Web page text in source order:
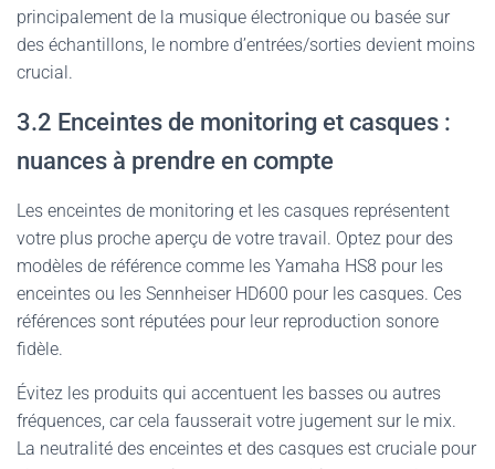
principalement de la musique électronique ou basée sur
des échantillons, le nombre d’entrées/sorties devient moins
crucial.
3.2 Enceintes de monitoring et casques :
nuances à prendre en compte
Les enceintes de monitoring et les casques représentent
votre plus proche aperçu de votre travail. Optez pour des
modèles de référence comme les Yamaha HS8 pour les
enceintes ou les Sennheiser HD600 pour les casques. Ces
références sont réputées pour leur reproduction sonore
fidèle.
Évitez les produits qui accentuent les basses ou autres
fréquences, car cela fausserait votre jugement sur le mix.
La neutralité des enceintes et des casques est cruciale pour